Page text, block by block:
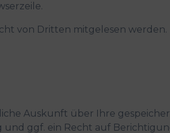
von Dritten mitgelesen werden.
Auskunft über Ihre
ggf. ein Recht auf